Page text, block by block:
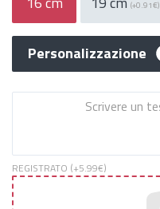
(+0.91€)
Personalizzazione
REGISTRATO (+5.99€)